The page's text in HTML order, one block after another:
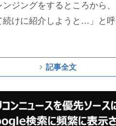
ジングをするところから、
続けに紹介しようと…」と呼
記事全文